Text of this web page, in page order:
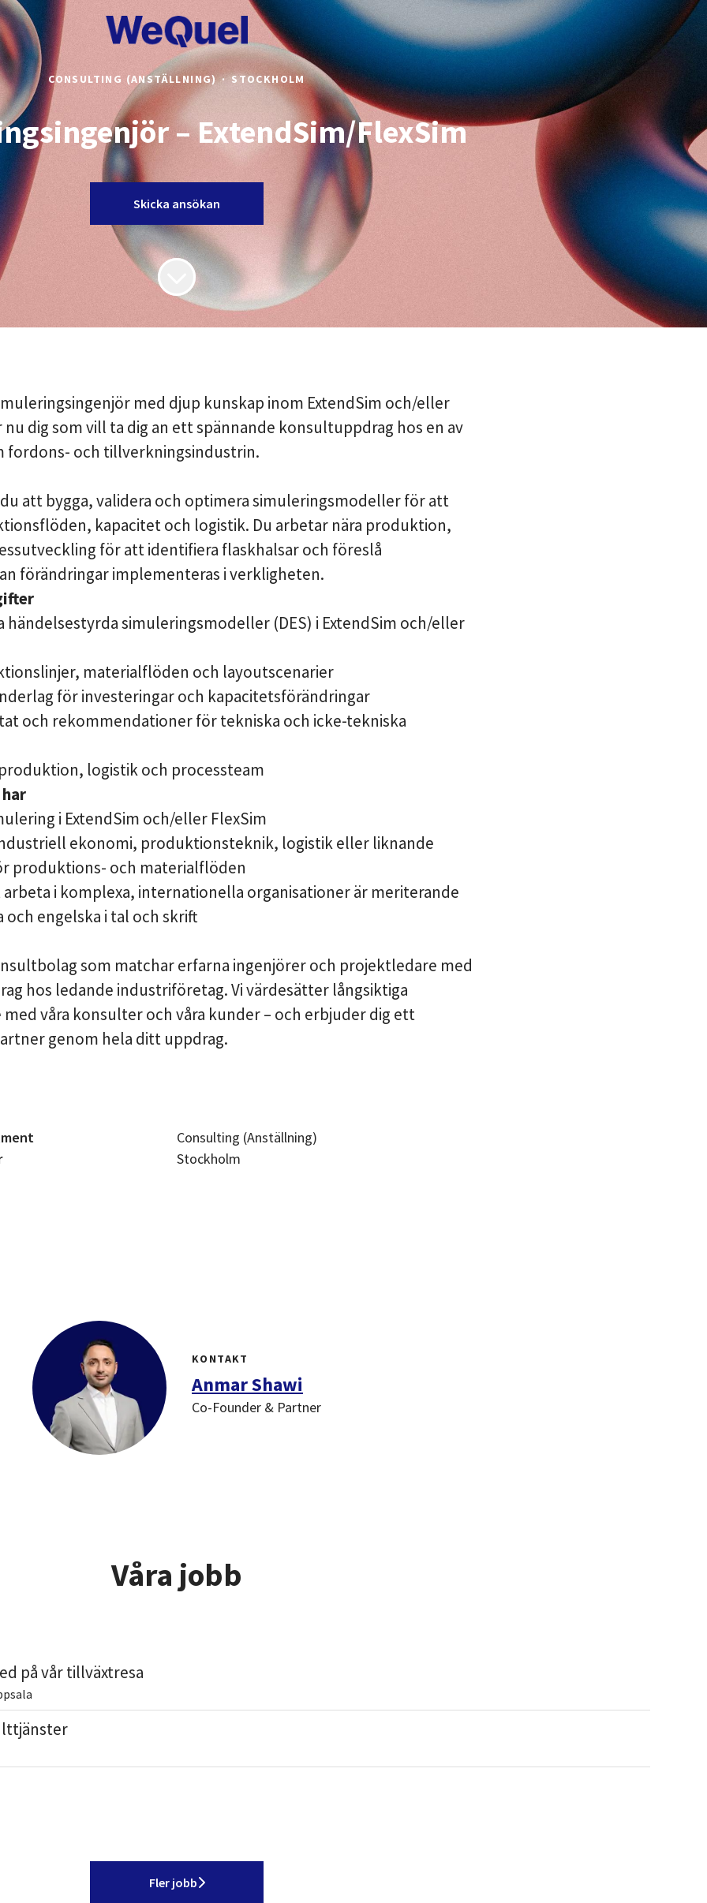
CONSULTING (ANSTÄLLNING) · STOCKHOLM
– ExtendSim/FlexSim
Skicka ansökan
med djup kunskap inom ExtendSim och/eller
nu dig som vill ta dig an ett spännande konsultuppdrag hos en av
fordons- och tillverkningsindustrin.
att bygga, validera och optimera simuleringsmodeller för att
kapacitet och logistik. Du arbetar nära produktion,
för att identifiera flaskhalsar och föreslå
förändringar implementeras i verkligheten.
händelsestyrda simuleringsmodeller (DES) i ExtendSim och/eller
materialflöden och layoutscenarier
för investeringar och kapacitetsförändringar
och rekommendationer för tekniska och icke-tekniska
logistik och processteam
i ExtendSim och/eller FlexSim
ekonomi, produktionsteknik, logistik eller liknande
produktions- och materialflöden
i komplexa, internationella organisationer är meriterande
och engelska i tal och skrift
som matchar erfarna ingenjörer och projektledare med
hos ledande industriföretag. Vi värdesätter långsiktiga
våra konsulter och våra kunder – och erbjuder dig ett
genom hela ditt uppdrag.
Consulting (Anställning)
Stockholm
KONTAKT
Anmar Shawi
Co-Founder & Partner
Våra jobb
på vår tillväxtresa
Fler jobb